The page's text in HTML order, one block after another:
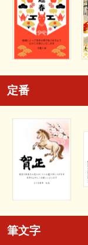
定番
筆文字